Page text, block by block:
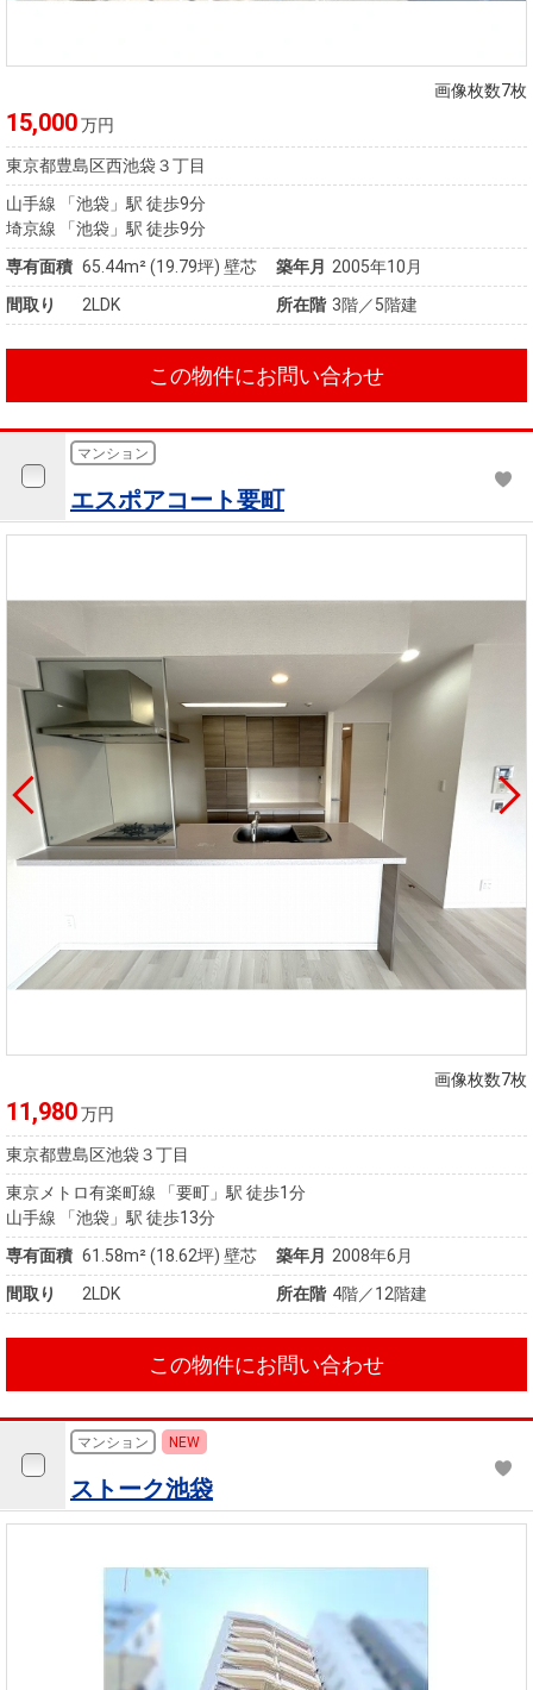
画像枚数7枚
15,000万円
東京都豊島区西池袋３丁目
山手線 「池袋」駅 徒歩9分
埼京線 「池袋」駅 徒歩9分
専有面積 65.44m²(19.79坪) 壁芯 築年月 2005年10月
間取り
2LDK 所在階 3階／5階建
この物件にお問い合わせ
マンション
エスポアコート要町
画像枚数7枚
11,980万円
東京都豊島区池袋３丁目
東京メトロ有楽町線 「要町」駅 徒歩1分
山手線 「池袋」駅 徒歩13分
専有面積 61.58m²(18.62坪) 壁芯 築年月 2008年6月
間取り
2LDK 所在階 4階／12階建
この物件にお問い合わせ
マンション NEW
ストーク池袋